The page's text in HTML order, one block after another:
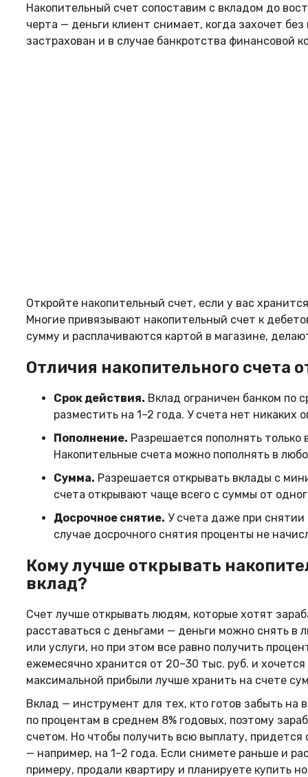
Накопительный счет сопоставим с вкладом до
черта — деньги клиент снимает, когда захочет
застрахован и в случае банкротства финансовой
Откройте накопительный счет, если у вас
Многие привязывают накопительный счет к
сумму и расплачиваются картой в магазине,
Отличия накопительного счета
Срок действия. Вклад ограничен банком по
разместить на 1–2 года. У счета нет никаких
Пополнение. Разрешается пополнять
Накопительные счета можно пополнять в
Сумма. Разрешается открывать вклады с
счета открывают чаще всего с суммы от
Досрочное снятие. У счета даже при снятии
случае досрочного снятия проценты не
Кому лучше открывать
вклад?
Счет лучше открывать людям, которые хотят
расставаться с деньгами — деньги можно снять
или услуги, но при этом все равно получить
ежемесячно хранится от 20–30 тыс. руб. и
максимальной прибыли лучше хранить на счете
Вклад — инструмент для тех, кто готов забыть на
по процентам в среднем 8% годовых, поэтому
счетом. Но чтобы получить всю выплату,
— например, на 1–2 года. Если снимете раньше и
примеру, продали квартиру и планируете купить